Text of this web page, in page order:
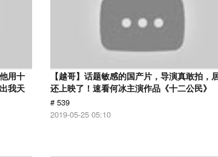
用十
我天
【越哥】话题敏感的国产片，导演真敢拍，
还上映了！速看何冰主演作品《十二公民》
# 539
2019-05-25 05:10